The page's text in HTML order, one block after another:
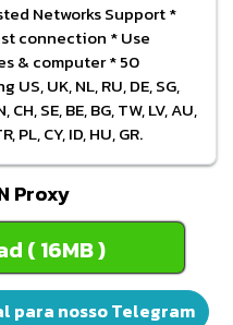
Networks Support *
connection * Use
& computer * 50
UK, NL, RU, DE, SG,
CH, SE, BE, BG, TW, LV, AU,
PL, CY, ID, HU, GR.
Proxy
( 16MB )
para nosso Telegram